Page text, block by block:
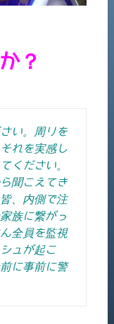
？
い。周りを
れを実感し
ください。
聞こえてき
、内側で注
族に繋がっ
全員を監視
ュが起こ
に事前に警